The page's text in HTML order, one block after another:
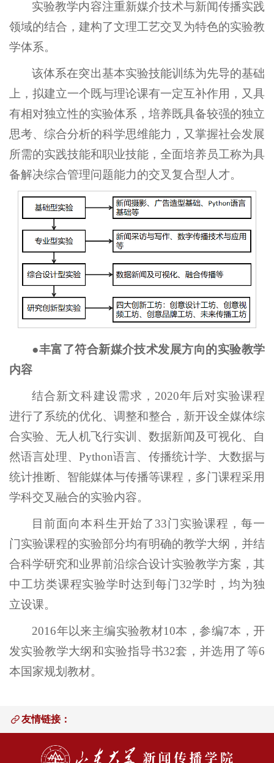
实验教学内容注重新媒介技术与新闻传播实践
领域的结合，建构了文理工艺交叉为特色的实验教
学体系。
该体系在突出基本实验技能训练为先导的基础
上，拟建立一个既与理论课有一定互补作用，又具
有相对独立性的实验体系，培养既具备较强的独立
思考、综合分析的科学思维能力，又掌握社会发展
所需的实践技能和职业技能，全面培养员工称为具
备解决综合管理问题能力的交叉复合型人才。
●丰富了符合新媒介技术发展方向的实验教学
内容
结合新文科建设需求，2020年后对实验课程
进行了系统的优化、调整和整合，新开设全媒体综
合实验、无人机飞行实训、数据新闻及可视化、自
然语言处理、Python语言、传播统计学、大数据与
统计推断、智能媒体与传播等课程，多门课程采用
学科交叉融合的实验内容。
目前面向本科生开始了33门实验课程，每一
门实验课程的实验部分均有明确的教学大纲，并结
合科学研究和业界前沿综合设计实验教学方案，其
中工坊类课程实验学时达到每门32学时，均为独
立设课。
2016年以来主编实验教材10本，参编7本，开
发实验教学大纲和实验指导书32套，并选用了等6
本国家规划教材。
友情链接：